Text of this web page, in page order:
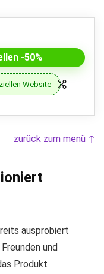
-50%
Website
zurück zum menü ↑
ausprobiert
und
Produkt